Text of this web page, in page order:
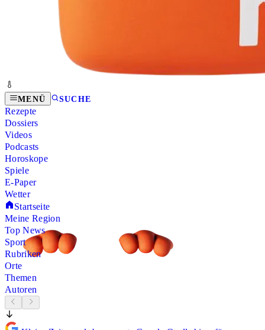
MENÜ SUCHE
Rezepte
Dossiers
Videos
Podcasts
Horoskope
Spiele
E-Paper
Wetter
Startseite
Meine Region
Top News
Sport
Rubriken
Orte
Themen
Autoren